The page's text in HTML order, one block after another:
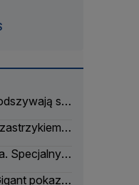
się
Specjalny
pokazał